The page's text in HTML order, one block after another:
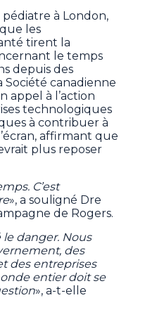
à London,
les
tirent la
le temps
depuis des
Société canadienne
appel à l’action
technologiques
à contribuer à
affirmant que
plus reposer
C’est
», a souligné Dre
de Rogers.
le danger. Nous
des
des entreprises
entier doit se
», a-t-elle